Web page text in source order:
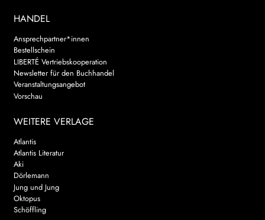
HANDEL
Ansprechpartner*innen
Bestellschein
LIBERTÉ Vertriebskooperation
Newsletter für den Buchhandel
Veranstaltungsangebot
Vorschau
WEITERE VERLAGE
Atlantis
Atlantis Literatur
Aki
Dörlemann
Jung und Jung
Oktopus
Schöffling